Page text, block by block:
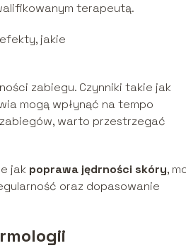
terapeutą.
jakie
zabiegu. Czynniki takie jak
mogą wpłynąć na tempo
warto przestrzegać
jak poprawa jędrności skóry,
oraz dopasowanie